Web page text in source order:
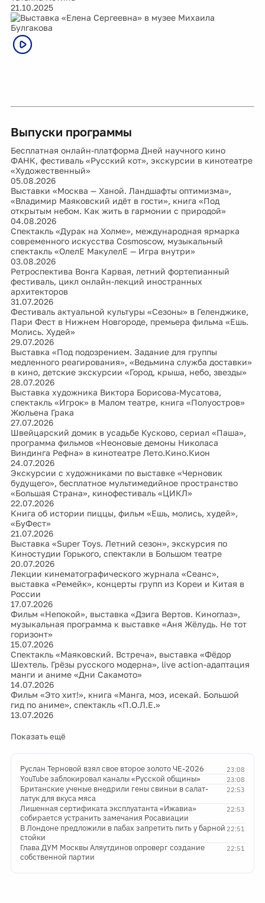
21.10.2025
Выпуски программы
Бесплатная онлайн-платформа Дней научного кино
ФАНК, фестиваль «Русский кот», экскурсии в кинотеатре
«Художественный»
05.08.2026
Выставки «Москва — Ханой. Ландшафты оптимизма»,
«Владимир Маяковский идёт в гости», книга «Под
открытым небом. Как жить в гармонии с природой»
04.08.2026
Спектакль «Дурак на Холме», международная ярмарка
современного искусства Cosmoscow, музыкальный
спектакль «ОлелЕ МакулелЕ — Игра внутри»
03.08.2026
Ретроспектива Вонга Карвая, летний фортепианный
фестиваль, цикл онлайн-лекций иностранных
архитекторов
31.07.2026
Фестиваль актуальной культуры «Сезоны» в Геленджике,
Пари Фест в Нижнем Новгороде, премьера фильма «Ешь.
Молись. Худей»
29.07.2026
Выставка «Под подозрением. Задание для группы
медленного реагирования», «Ведьмина служба доставки»
в кино, детские экскурсии «Город, крыша, небо, звезды»
28.07.2026
Выставка художника Виктора Борисова-Мусатова,
спектакль «Игрок» в Малом театре, книга «Полуостров»
Жюльена Грака
27.07.2026
Швейцарский домик в усадьбе Кусково, сериал «Паша»,
программа фильмов «Неоновые демоны Николаса
Виндинга Рефна» в кинотеатре Лето.Кино.Кион
24.07.2026
Экскурсии с художниками по выставке «Черновик
будущего», бесплатное мультимедийное пространство
«Большая Страна», кинофестиваль «ЦИКЛ»
22.07.2026
Книга об истории пиццы, фильм «Ешь, молись, худей»,
«БуФест»
21.07.2026
Выставка «Super Toys. Летний сезон», экскурсия по
Киностудии Горького, спектакли в Большом театре
20.07.2026
Лекции кинематографического журнала «Сеанс»,
выставка «Ремейк», концерты групп из Кореи и Китая в
России
17.07.2026
Фильм «Непокой», выставка «Дзига Вертов. Киноглаз»,
музыкальная программа к выставке «Аня Жёлудь. Не тот
горизонт»
15.07.2026
Спектакль «Маяковский. Встреча», выставка «Фёдор
Шехтель. Грёзы русского модерна», live action-адаптация
манги и аниме «Дни Сакамото»
14.07.2026
Фильм «Это хит!», книга «Манга, моэ, исекай. Большой
гид по аниме», спектакль «П.О.Л.Е.»
13.07.2026
Показать ещё
23:08
Руслан Терновой взял свое второе золото ЧЕ-2026
23:08
YouTube заблокировал каналы «Русской общины»
22:53
Британские ученые внедрили гены свиньи в салат-
латук для вкуса мяса
22:53
Лишенная сертификата эксплуатанта «Ижавиа»
собирается устранить замечания Росавиации
22:51
В Лондоне предложили в пабах запретить пить у барной
стойки
22:51
Глава ДУМ Москвы Аляутдинов опроверг создание
собственной партии